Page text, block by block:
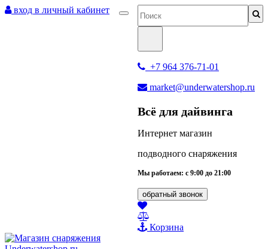
вход в личный кабинет
+7 964 376-71-01
market@underwatershop.ru
Всё для дайвинга
Интернет магазин
подводного снаряжения
Мы работаем: с 9:00 до 21:00
обратный звонок
Корзина